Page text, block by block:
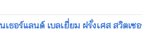
ธอร์แลนด์ เบลเยี่ยม ฝรั่งเศส สวิตเ